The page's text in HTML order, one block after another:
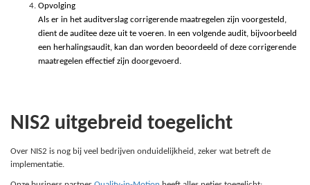
Opvolging
Als er in het auditverslag corrigerende maatregelen zijn voorgesteld,
dient de auditee deze uit te voeren. In een volgende audit, bijvoorbeeld
een herhalingsaudit, kan dan worden beoordeeld of deze corrigerende
maatregelen effectief zijn doorgevoerd.
NIS2 uitgebreid toegelicht
Over NIS2 is nog bij veel bedrijven onduidelijkheid, zeker wat betreft de
implementatie.